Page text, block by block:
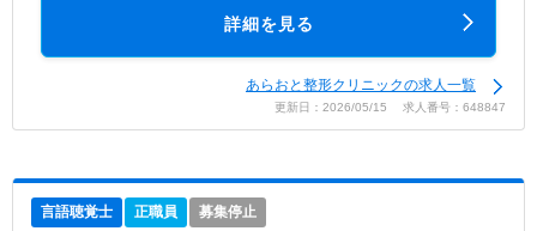
詳細を見る
あらおと整形クリニックの求人一覧
更新日：2026/05/15 求人番号：648847
言語聴覚士 正職員 募集停止